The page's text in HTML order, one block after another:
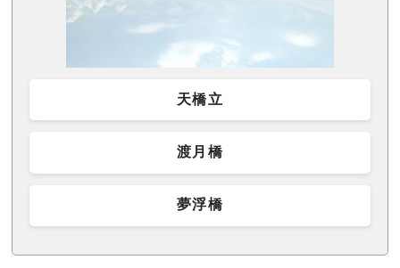
天橋立
渡月橋
夢浮橋